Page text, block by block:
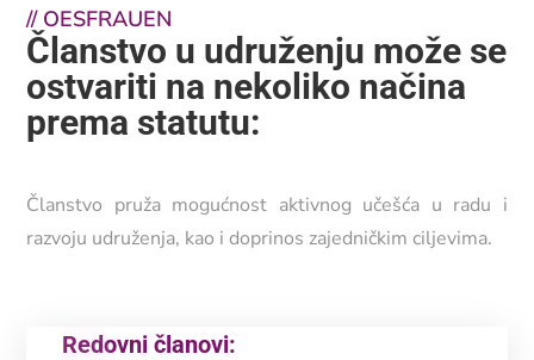
// OESFRAUEN
Članstvo u udruženju može se
ostvariti na nekoliko načina
prema statutu:
Članstvo pruža mogućnost aktivnog učešća u radu i
razvoju udruženja, kao i doprinos zajedničkim ciljevima.
Redovni članovi: